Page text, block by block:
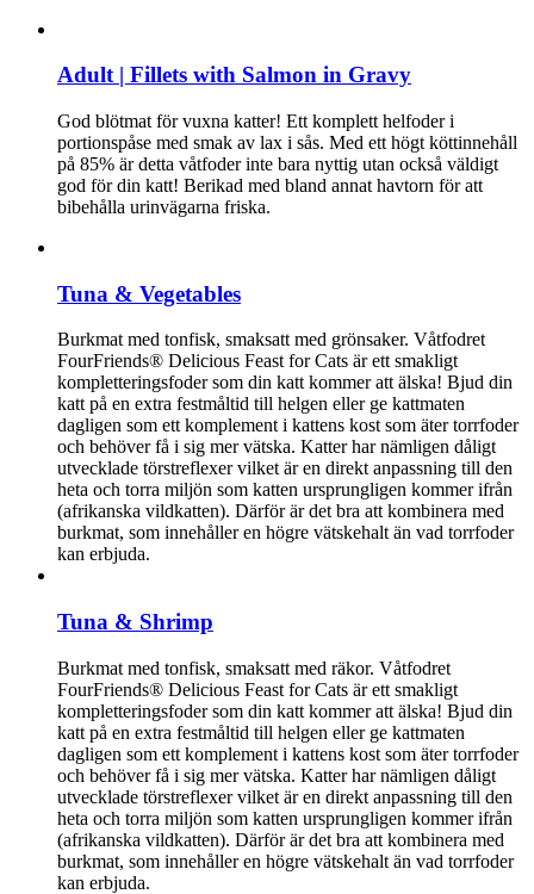
Adult | Fillets with Salmon in Gravy
God blötmat för vuxna katter! Ett komplett helfoder i
portionspåse med smak av lax i sås. Med ett högt köttinnehåll
på 85% är detta våtfoder inte bara nyttig utan också väldigt
god för din katt! Berikad med bland annat havtorn för att
bibehålla urinvägarna friska.
Tuna & Vegetables
Burkmat med tonfisk, smaksatt med grönsaker. Våtfodret
FourFriends® Delicious Feast for Cats är ett smakligt
kompletteringsfoder som din katt kommer att älska! Bjud din
katt på en extra festmåltid till helgen eller ge kattmaten
dagligen som ett komplement i kattens kost som äter torrfoder
och behöver få i sig mer vätska. Katter har nämligen dåligt
utvecklade törstreflexer vilket är en direkt anpassning till den
heta och torra miljön som katten ursprungligen kommer ifrån
(afrikanska vildkatten). Därför är det bra att kombinera med
burkmat, som innehåller en högre vätskehalt än vad torrfoder
kan erbjuda.
Tuna & Shrimp
Burkmat med tonfisk, smaksatt med räkor. Våtfodret
FourFriends® Delicious Feast for Cats är ett smakligt
kompletteringsfoder som din katt kommer att älska! Bjud din
katt på en extra festmåltid till helgen eller ge kattmaten
dagligen som ett komplement i kattens kost som äter torrfoder
och behöver få i sig mer vätska. Katter har nämligen dåligt
utvecklade törstreflexer vilket är en direkt anpassning till den
heta och torra miljön som katten ursprungligen kommer ifrån
(afrikanska vildkatten). Därför är det bra att kombinera med
burkmat, som innehåller en högre vätskehalt än vad torrfoder
kan erbjuda.